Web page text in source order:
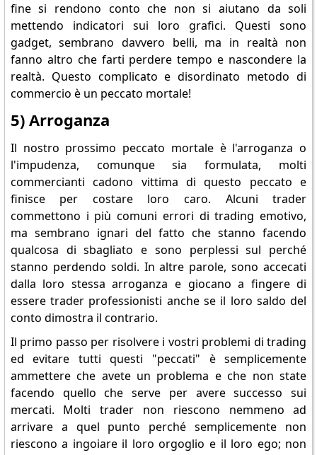
fine si rendono conto che non si aiutano da soli
mettendo indicatori sui loro grafici. Questi sono
gadget, sembrano davvero belli, ma in realtà non
fanno altro che farti perdere tempo e nascondere la
realtà. Questo complicato e disordinato metodo di
commercio è un peccato mortale!
5) Arroganza
Il nostro prossimo peccato mortale è l'arroganza o
l'impudenza, comunque sia formulata, molti
commercianti cadono vittima di questo peccato e
finisce per costare loro caro. Alcuni trader
commettono i più comuni errori di trading emotivo,
ma sembrano ignari del fatto che stanno facendo
qualcosa di sbagliato e sono perplessi sul perché
stanno perdendo soldi. In altre parole, sono accecati
dalla loro stessa arroganza e giocano a fingere di
essere trader professionisti anche se il loro saldo del
conto dimostra il contrario.
Il primo passo per risolvere i vostri problemi di trading
ed evitare tutti questi "peccati" è semplicemente
ammettere che avete un problema e che non state
facendo quello che serve per avere successo sui
mercati. Molti trader non riescono nemmeno ad
arrivare a quel punto perché semplicemente non
riescono a ingoiare il loro orgoglio e il loro ego; non